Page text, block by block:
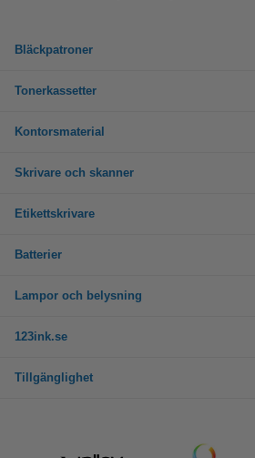
Bläckpatroner
Tonerkassetter
Kontorsmaterial
Skrivare och skanner
Etikettskrivare
Batterier
Lampor och belysning
123ink.se
Tillgänglighet